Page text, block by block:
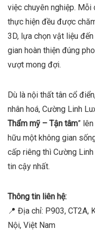
việc chuyên nghiệp.
thực hiện đều được
3D, lựa chọn vật liệu
gian hoàn thiện đúng
vượt mong đợi.
Dù là nội thất tân cổ
nhân hoá, Cường Linh
Thẩm mỹ – Tận tâm”
hữu một không gian
cấp riêng thì Cường
tin cậy nhất.
Thông tin liên hệ:
📍 Địa chỉ: P903, CT2A,
Nội, Việt Nam